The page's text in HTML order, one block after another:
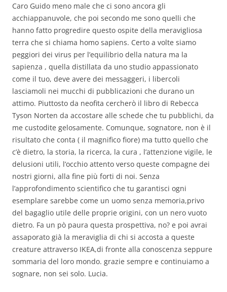
Caro Guido meno male che ci sono ancora gli
acchiappanuvole, che poi secondo me sono quelli che
hanno fatto progredire questo ospite della meravigliosa
terra che si chiama homo sapiens. Certo a volte siamo
peggiori dei virus per l’equilibrio della natura ma la
sapienza , quella distillata da uno studio appassionato
come il tuo, deve avere dei messaggeri, i libercoli
lasciamoli nei mucchi di pubblicazioni che durano un
attimo. Piuttosto da neofita cercherò il libro di Rebecca
Tyson Norten da accostare alle schede che tu pubblichi, da
me custodite gelosamente. Comunque, sognatore, non è il
risultato che conta ( il magnifico fiore) ma tutto quello che
c’è dietro, la storia, la ricerca, la cura , l’attenzione vigile, le
delusioni utili, l’occhio attento verso queste compagne dei
nostri giorni, alla fine più forti di noi. Senza
l’approfondimento scientifico che tu garantisci ogni
esemplare sarebbe come un uomo senza memoria,privo
del bagaglio utile delle proprie origini, con un nero vuoto
dietro. Fa un pò paura questa prospettiva, no? e poi avrai
assaporato già la meraviglia di chi si accosta a queste
creature attraverso IKEA,di fronte alla conoscenza seppure
sommaria del loro mondo. grazie sempre e continuiamo a
sognare, non sei solo. Lucia.